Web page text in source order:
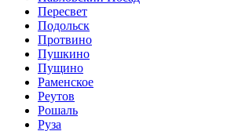
Пересвет
Подольск
Протвино
Пушкино
Пущино
Раменское
Реутов
Рошаль
Руза